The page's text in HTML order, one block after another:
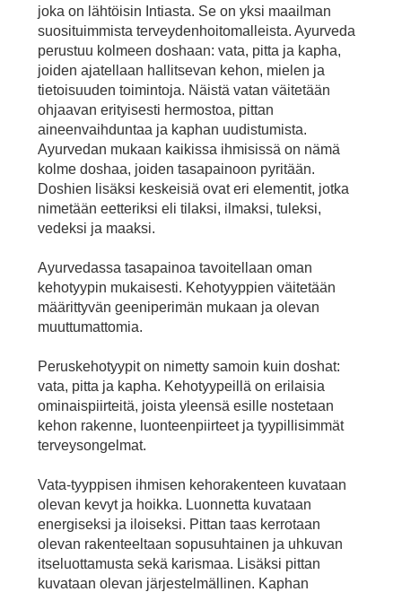
joka on lähtöisin Intiasta. Se on yksi maailman
suosituimmista terveydenhoitomalleista. Ayurveda
perustuu kolmeen doshaan: vata, pitta ja kapha,
joiden ajatellaan hallitsevan kehon, mielen ja
tietoisuuden toimintoja. Näistä vatan väitetään
ohjaavan erityisesti hermostoa, pittan
aineenvaihduntaa ja kaphan uudistumista.
Ayurvedan mukaan kaikissa ihmisissä on nämä
kolme doshaa, joiden tasapainoon pyritään.
Doshien lisäksi keskeisiä ovat eri elementit, jotka
nimetään eetteriksi eli tilaksi, ilmaksi, tuleksi,
vedeksi ja maaksi.
Ayurvedassa tasapainoa tavoitellaan oman
kehotyypin mukaisesti. Kehotyyppien väitetään
määrittyvän geeniperimän mukaan ja olevan
muuttumattomia.
Peruskehotyypit on nimetty samoin kuin doshat:
vata, pitta ja kapha. Kehotyypeillä on erilaisia
ominaispiirteitä, joista yleensä esille nostetaan
kehon rakenne, luonteenpiirteet ja tyypillisimmät
terveysongelmat.
Vata-tyyppisen ihmisen kehorakenteen kuvataan
olevan kevyt ja hoikka. Luonnetta kuvataan
energiseksi ja iloiseksi. Pittan taas kerrotaan
olevan rakenteeltaan sopusuhtainen ja uhkuvan
itseluottamusta sekä karismaa. Lisäksi pittan
kuvataan olevan järjestelmällinen. Kaphan